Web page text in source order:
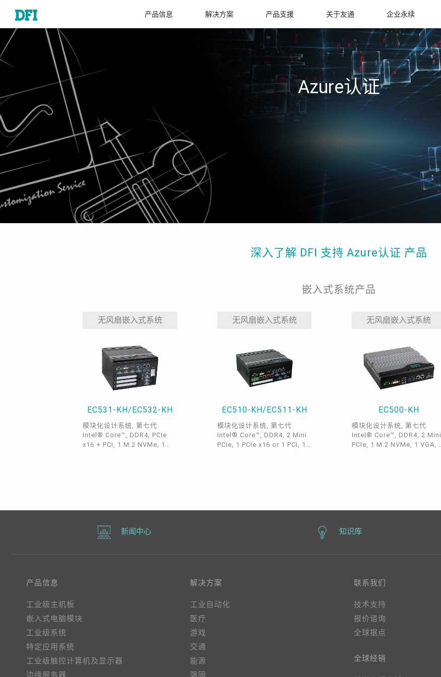
产品信息 解决方案 产品支援 关于友通 企业永续
Azure认证
深入了解 DFI 支持 Azure认证 产品
嵌入式系统产品
无风扇嵌入式系统
EC531-KH/EC532-KH
模块化设计系统, 第七代
Intel® Core™, DDR4, PCIe
x16 + PCI, 1 M.2 NVMe, 1
无风扇嵌入式系统
EC510-KH/EC511-KH
模块化设计系统, 第七代
Intel® Core™, DDR4, 2 Mini
PCIe, 1 PCIe x16 or 1 PCI, 1
无风扇嵌入式系统
EC500-KH
模块化设计系统, 第七代
Intel® Core™, DDR4, 2 Mini
PCIe, 1 M.2 NVMe, 1 VGA, 1
新闻中心 知识库
产品信息
工业级主机板
嵌入式电脑模块
工业级系统
特定应用系统
工业级触控计算机及显示器
边缘服务器
解决方案
工业自动化
医疗
游戏
交通
能源
强固
联系我们
技术支持
报价谘询
全球据点
全球经销